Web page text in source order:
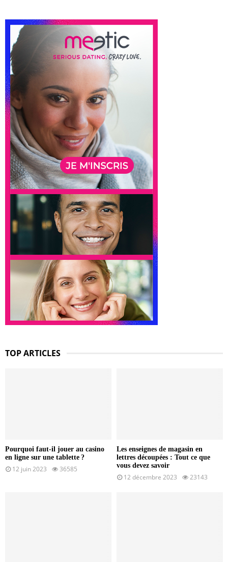
TOP ARTICLES
Pourquoi faut-il jouer au casino
en ligne sur une tablette ?
12 juin 2023 36585
Les enseignes de magasin en
lettres découpées : Tout ce que
vous devez savoir
12 décembre 2023 23143